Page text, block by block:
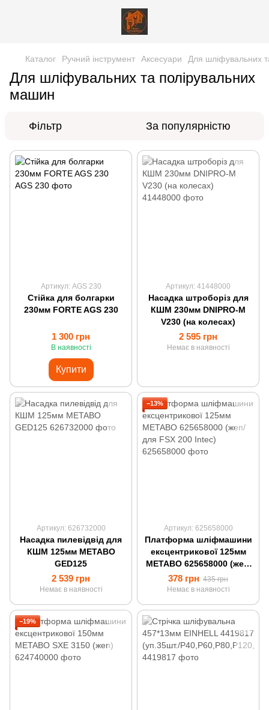
Каталог Ручний інструмент Аксесуари Для шліфувальних
Для шліфувальних та полірувальних
машин
Фільтр За популярністю
Артикул: AGS 230
Стійка для болгарки
230мм FORTE AGS 230
1 300 грн
В наявності
Купити
Артикул: 41448000
Насадка штроборіз для
КШМ 230мм DNIPRO-M
V230 (на колесах)
2 595 грн
Немає в наявності
Артикул: 626732000
Насадка пилевідвід для
КШМ 125мм METABO
GED125
2 539 грн
Немає в наявності
−13%
Артикул: 625658000
Платформа шліфмашини
ексцентрикової 125мм
METABO 625658000 (жеп/
для FSX 200 Intec)
378 грн 435 грн
Немає в наявності
−19%